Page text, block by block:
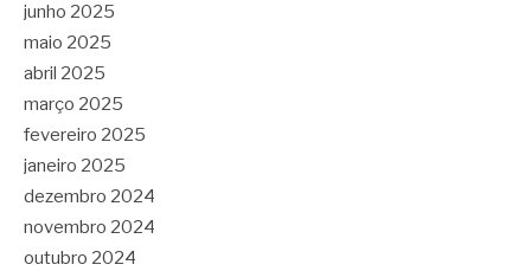
junho 2025
maio 2025
abril 2025
março 2025
fevereiro 2025
janeiro 2025
dezembro 2024
novembro 2024
outubro 2024